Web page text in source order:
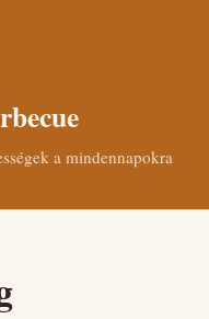
a mindennapokra